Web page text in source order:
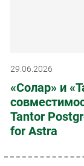
29.06.2026
«Солар» и
Tantor
for Astra